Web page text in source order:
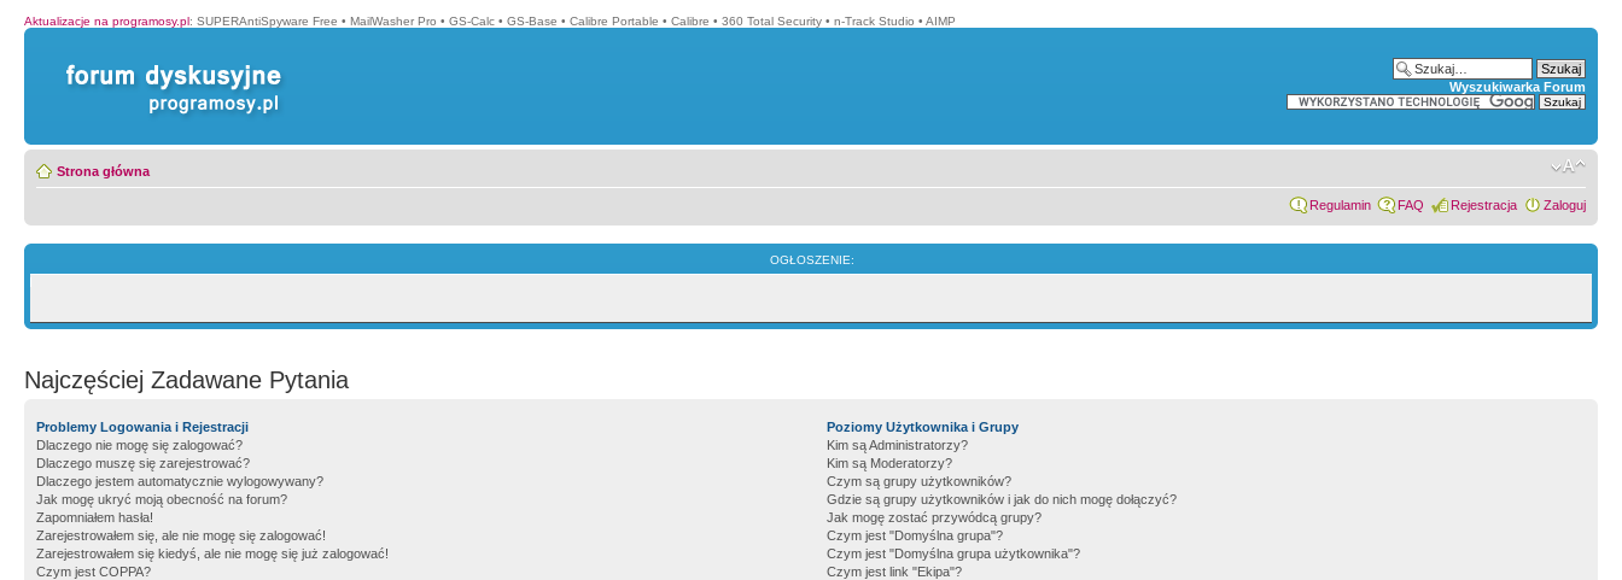
Aktualizacje na programosy.pl: SUPERAntiSpyware Free • MailWasher Pro • GS-Calc • GS-Base • Calibre Portable • Calibre • 360 Total Security • n-Track Studio • AIMP
Wyszukiwarka Forum
Strona główna
Regulamin FAQ Rejestracja Zaloguj
OGŁOSZENIE:
Najczęściej Zadawane Pytania
Problemy Logowania i Rejestracji
Dlaczego nie mogę się zalogować?
Dlaczego muszę się zarejestrować?
Dlaczego jestem automatycznie wylogowywany?
Jak mogę ukryć moją obecność na forum?
Zapomniałem hasła!
Zarejestrowałem się, ale nie mogę się zalogować!
Zarejestrowałem się kiedyś, ale nie mogę się już zalogować!
Czym jest COPPA?
Poziomy Użytkownika i Grupy
Kim są Administratorzy?
Kim są Moderatorzy?
Czym są grupy użytkowników?
Gdzie są grupy użytkowników i jak do nich mogę dołączyć?
Jak mogę zostać przywódcą grupy?
Czym jest "Domyślna grupa"?
Czym jest "Domyślna grupa użytkownika"?
Czym jest link "Ekipa"?